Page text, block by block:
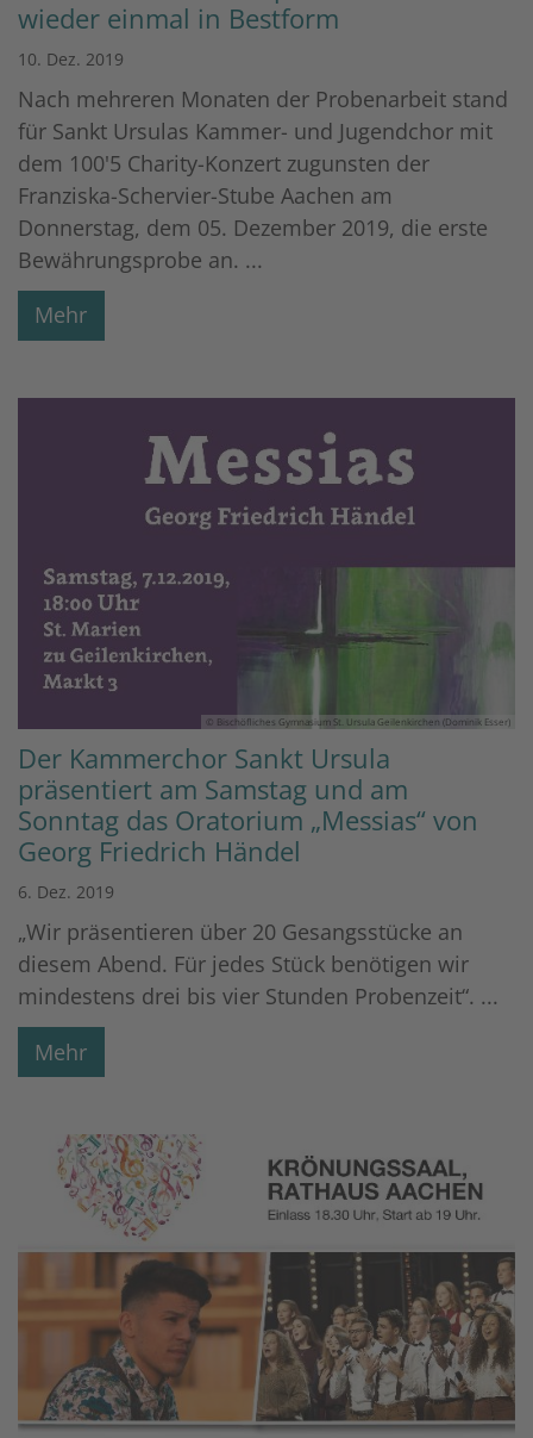
wieder einmal in Bestform
10. Dez. 2019
Nach mehreren Monaten der Probenarbeit stand
für Sankt Ursulas Kammer- und Jugendchor mit
dem 100'5 Charity-Konzert zugunsten der
Franziska-Schervier-Stube Aachen am
Donnerstag, dem 05. Dezember 2019, die erste
Bewährungsprobe an. ...
Mehr
© Bischöfliches Gymnasium St. Ursula Geilenkirchen (Dominik Esser)
Der Kammerchor Sankt Ursula
präsentiert am Samstag und am
Sonntag das Oratorium „Messias“ von
Georg Friedrich Händel
6. Dez. 2019
„Wir präsentieren über 20 Gesangsstücke an
diesem Abend. Für jedes Stück benötigen wir
mindestens drei bis vier Stunden Probenzeit“. ...
Mehr